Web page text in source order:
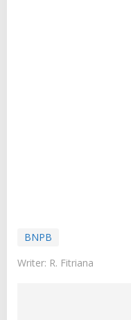
BNPB
Writer: R. Fitriana